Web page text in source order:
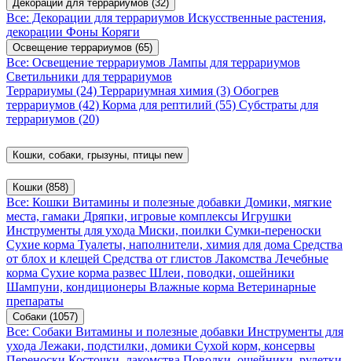
Декорации для террариумов (32)
Все: Декорации для террариумов Искусственные растения,
декорации Фоны Коряги
Освещение террариумов (65)
Все: Освещение террариумов Лампы для террариумов
Светильники для террариумов
Террариумы (24) Террариумная химия (3) Обогрев
террариумов (42) Корма для рептилий (55) Субстраты для
террариумов (20)
Кошки, собаки, грызуны, птицы new
Кошки (858)
Все: Кошки Витамины и полезные добавки Домики, мягкие
места, гамаки Дряпки, игровые комплексы Игрушки
Инструменты для ухода Миски, поилки Сумки-переноски
Сухие корма Туалеты, наполнители, химия для дома Средства
от блох и клещей Средства от глистов Лакомства Лечебные
корма Сухие корма развес Шлеи, поводки, ошейники
Шампуни, кондиционеры Влажные корма Ветеринарные
препараты
Собаки (1057)
Все: Собаки Витамины и полезные добавки Инструменты для
ухода Лежаки, подстилки, домики Сухой корм, консервы